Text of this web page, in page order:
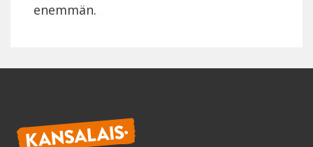
enemmän.